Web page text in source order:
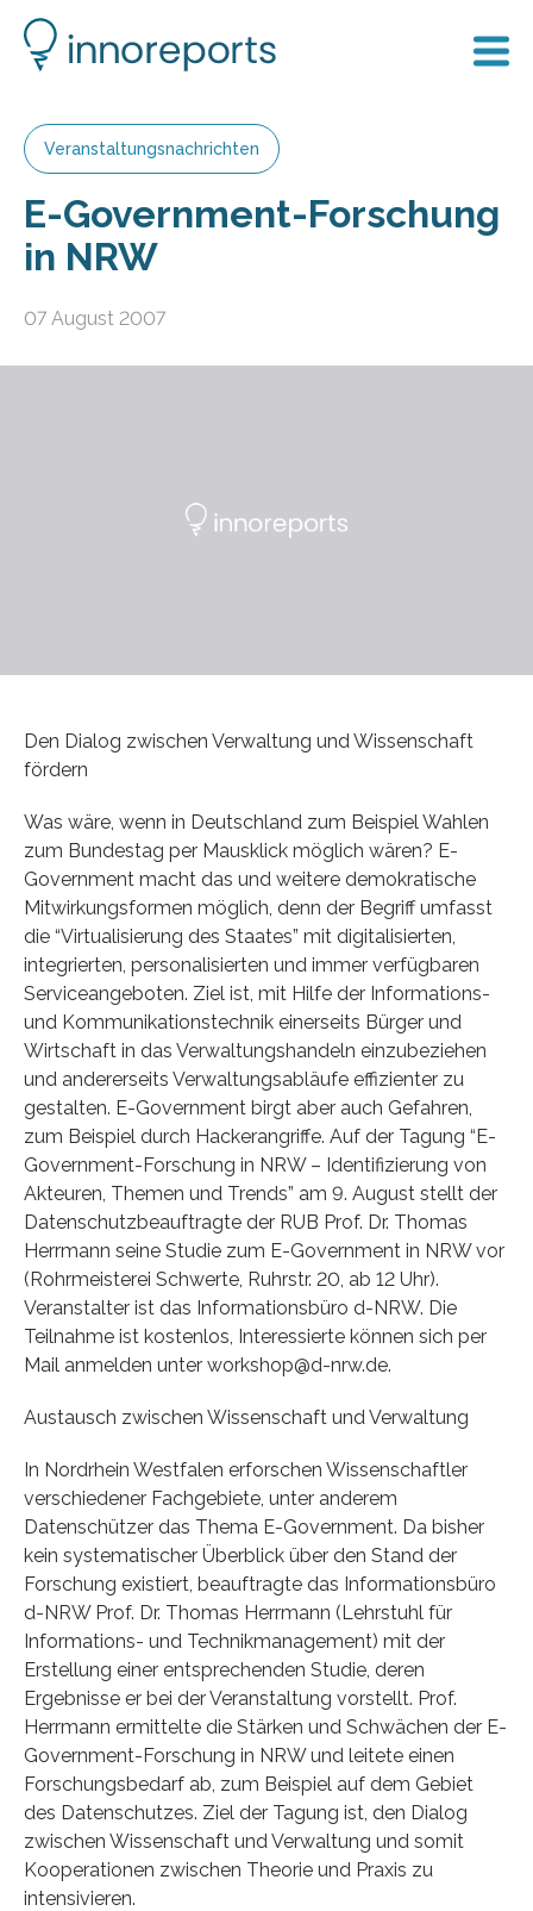
Veranstaltungsnachrichten
E-Government-Forschung
in NRW
07 August 2007
Den Dialog zwischen Verwaltung und Wissenschaft
fördern
Was wäre, wenn in Deutschland zum Beispiel Wahlen
zum Bundestag per Mausklick möglich wären? E-
Government macht das und weitere demokratische
Mitwirkungsformen möglich, denn der Begriff umfasst
die “Virtualisierung des Staates” mit digitalisierten,
integrierten, personalisierten und immer verfügbaren
Serviceangeboten. Ziel ist, mit Hilfe der Informations-
und Kommunikationstechnik einerseits Bürger und
Wirtschaft in das Verwaltungshandeln einzubeziehen
und andererseits Verwaltungsabläufe effizienter zu
gestalten. E-Government birgt aber auch Gefahren,
zum Beispiel durch Hackerangriffe. Auf der Tagung “E-
Government-Forschung in NRW – Identifizierung von
Akteuren, Themen und Trends” am 9. August stellt der
Datenschutzbeauftragte der RUB Prof. Dr. Thomas
Herrmann seine Studie zum E-Government in NRW vor
(Rohrmeisterei Schwerte, Ruhrstr. 20, ab 12 Uhr).
Veranstalter ist das Informationsbüro d-NRW. Die
Teilnahme ist kostenlos, Interessierte können sich per
Mail anmelden unter workshop@d-nrw.de.
Austausch zwischen Wissenschaft und Verwaltung
In Nordrhein Westfalen erforschen Wissenschaftler
verschiedener Fachgebiete, unter anderem
Datenschützer das Thema E-Government. Da bisher
kein systematischer Überblick über den Stand der
Forschung existiert, beauftragte das Informationsbüro
d-NRW Prof. Dr. Thomas Herrmann (Lehrstuhl für
Informations- und Technikmanagement) mit der
Erstellung einer entsprechenden Studie, deren
Ergebnisse er bei der Veranstaltung vorstellt. Prof.
Herrmann ermittelte die Stärken und Schwächen der E-
Government-Forschung in NRW und leitete einen
Forschungsbedarf ab, zum Beispiel auf dem Gebiet
des Datenschutzes. Ziel der Tagung ist, den Dialog
zwischen Wissenschaft und Verwaltung und somit
Kooperationen zwischen Theorie und Praxis zu
intensivieren.